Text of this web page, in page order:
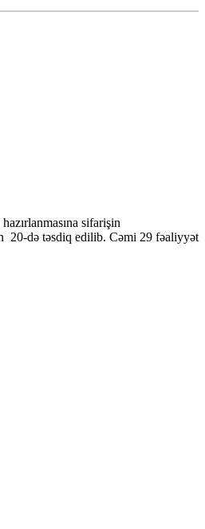
sifarişin
20-də təsdiq edilib. Cəmi 29 fəaliyyət